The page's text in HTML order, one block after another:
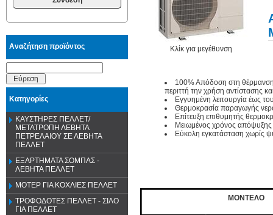
Αναζήτηση προϊόντος
Εύρεση
Κατηγορίες
ΚΑΥΣΤΗΡΕΣ ΠΕΛΛΕΤ/
ΜΕΤΑΤΡΟΠΗ ΛΕΒΗΤΑ
ΠΕΤΡΕΛΑΙΟΥ ΣΕ ΛΕΒΗΤΑ
ΠΕΛΛΕΤ
ΕΞΑΡΤΗΜΑΤΑ ΣΟΜΠΑΣ -
ΛΕΒΗΤΑ ΠΕΛΛΕΤ
ΜΟΤΕΡ ΓΙΑ ΚΟΧΛΙΕΣ ΠΕΛΛΕΤ
ΤΡΟΦΟΔΟΤΕΣ ΠΕΛΛΕΤ - ΣΙΛΟ
ΓΙΑ ΠΕΛΛΕΤ
Κλίκ για μεγέθυνση
100% Απόδοση στη
περιττή την χρήση αντίστασης
Εγγυημένη λειτουργία έως
Θερμοκρασία παραγωγής
Επίτευξη επιθυμητής
Μειωμένος χρόνος
Εύκολη εγκατάσταση χωρίς
ΜΟΝΤΕΛΟ